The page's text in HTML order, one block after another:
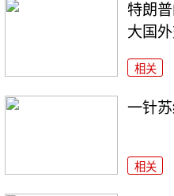
特朗
大国
相关
一针
相关